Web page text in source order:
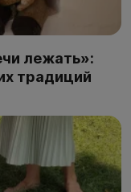
лежать»:
традиций